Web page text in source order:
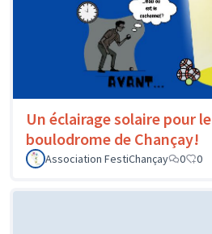
Un éclairage solaire pour le
boulodrome de Chançay!
Association FestiChançay
0 0